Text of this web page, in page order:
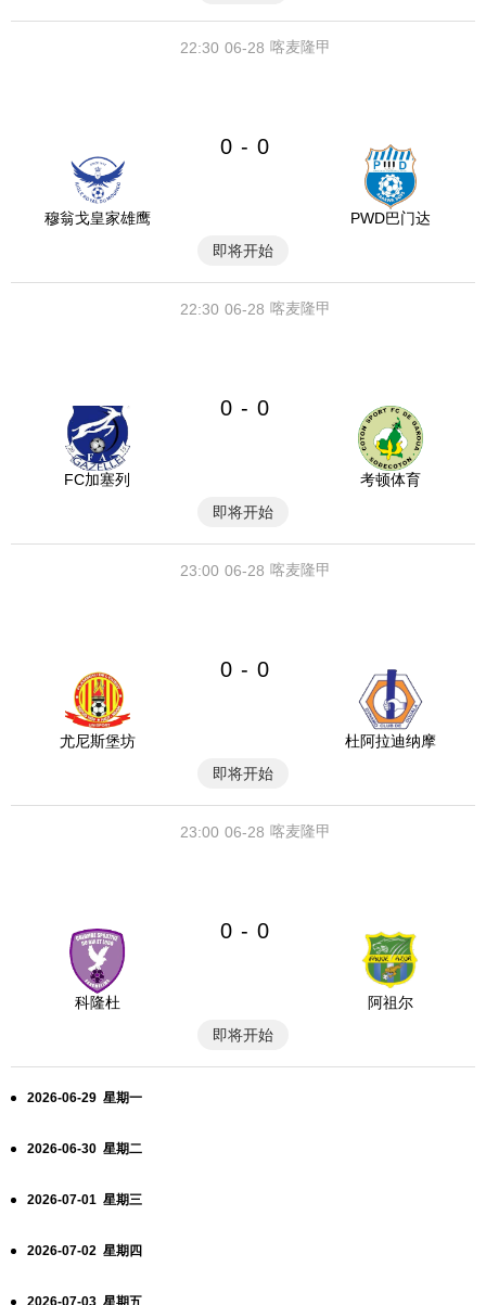
06-28
22:30 喀麦隆甲
穆翁戈皇家雄鹰
0 - 0
PWD巴门达
即将开始
06-28
22:30 喀麦隆甲
FC加塞列
0 - 0
考顿体育
即将开始
06-28
23:00 喀麦隆甲
尤尼斯堡坊
0 - 0
杜阿拉迪纳摩
即将开始
06-28
23:00 喀麦隆甲
科隆杜
0 - 0
阿祖尔
即将开始
2026-06-29 星期一
2026-06-30 星期二
2026-07-01 星期三
2026-07-02 星期四
2026-07-03 星期五